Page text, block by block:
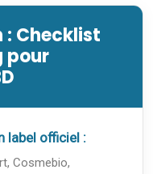
: Checklist
pour
label officiel :
Cosmebio,